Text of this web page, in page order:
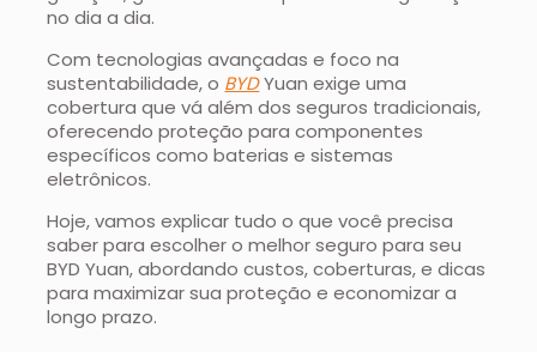
no dia a dia.
Com tecnologias avançadas e foco na
sustentabilidade, o BYDYuan exige uma
cobertura que vá além dos seguros tradicionais,
oferecendo proteção para componentes
específicos como baterias e sistemas
eletrônicos.
Hoje, vamos explicar tudo o que você precisa
saber para escolher o melhor seguro para seu
BYD Yuan, abordando custos, coberturas, e dicas
para maximizar sua proteção e economizar a
longo prazo.